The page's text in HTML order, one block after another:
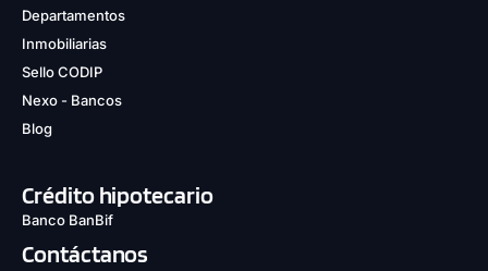
Departamentos
Inmobiliarias
Sello CODIP
Nexo - Bancos
Blog
Crédito hipotecario
Banco BanBif
Contáctanos